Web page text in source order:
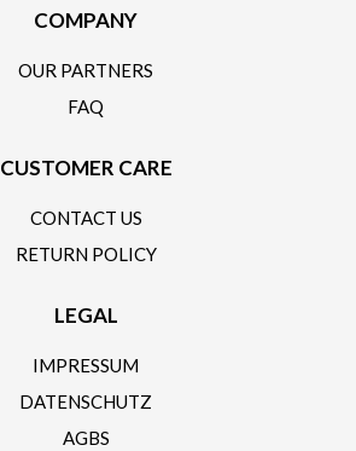
COMPANY
OUR PARTNERS
FAQ
CUSTOMER CARE
CONTACT US
RETURN POLICY
LEGAL
IMPRESSUM
DATENSCHUTZ
AGBS